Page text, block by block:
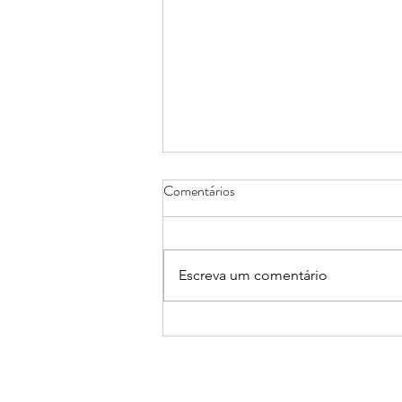
TODO ou CADA? Entenda a
Comentários
Escreva um comentário